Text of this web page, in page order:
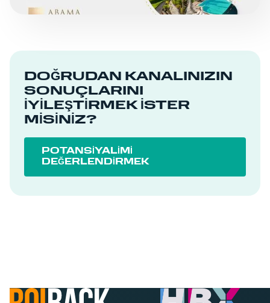
DOĞRUDAN KANALINIZIN
SONUÇLARINI
IYILEŞTIRMEK ISTER
MISINIZ?
POTANSİYALİMİ
DEĞERLENDİRMEK